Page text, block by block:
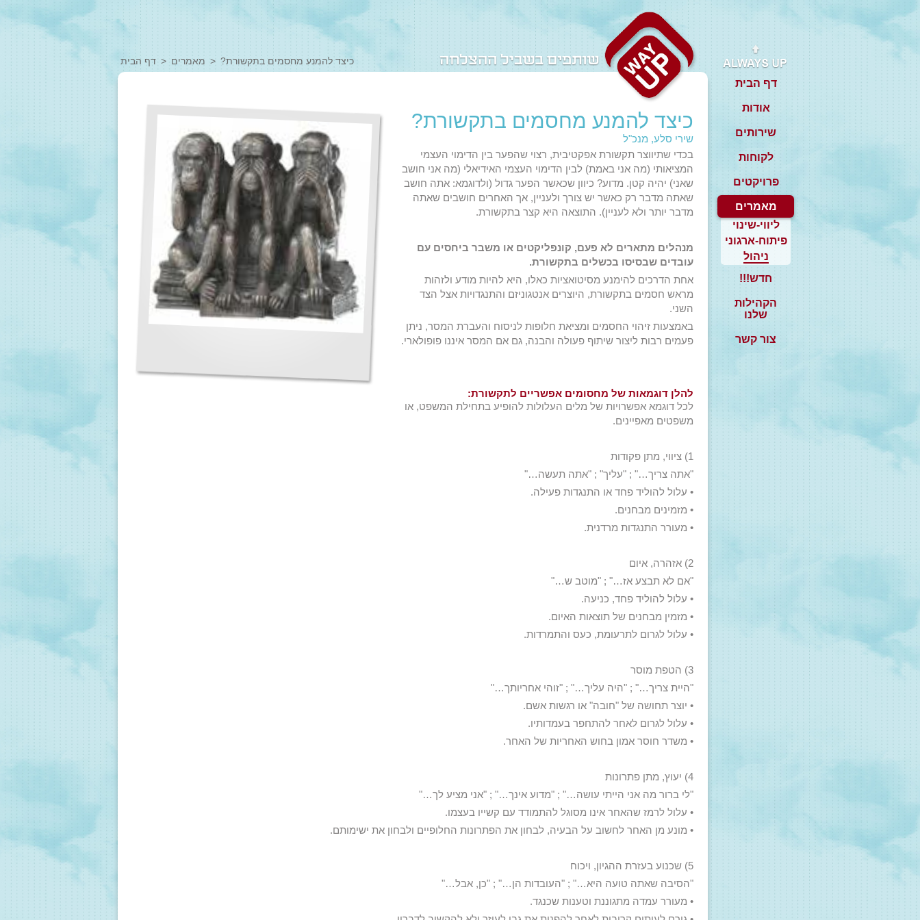
דף הבית
אודות
שירותים
לקוחות
פרויקטים
מאמרים
ליווי-שינוי
פיתוח-ארגוני
ניהול
חדש!!!
הקהילות
שלנו
צור קשר
דף הבית מאמרים כיצד להמנע מחסמים בתקשורת?
כיצד להמנע מחסמים בתקשורת?
שירי סלע, מנכ"ל
בכדי שתיווצר תקשורת אפקטיבית, רצוי שהפער בין הדימוי העצמי
המציאותי (מה אני באמת) לבין הדימוי העצמי האידיאלי (מה אני חושב
שאני) יהיה קטן. מדוע? כיוון שכאשר הפער גדול (ולדוגמא: אתה חושב
שאתה מדבר רק כאשר יש צורך ולעניין, אך האחרים חושבים שאתה
מדבר יותר ולא לעניין). התוצאה היא קצר בתקשורת.
מנהלים מתארים לא פעם, קונפליקטים או משבר ביחסים עם
עובדים שבסיסו בכשלים בתקשורת.
אחת הדרכים להימנע מסיטואציות כאלו, היא להיות מודע ולזהות
מראש חסמים בתקשורת, היוצרים אנטגוניזם והתנגדויות אצל הצד
השני.
באמצעות זיהוי החסמים ומציאת חלופות לניסוח והעברת המסר, ניתן
פעמים רבות ליצור שיתוף פעולה והבנה, גם אם המסר איננו פופולארי.
להלן דוגמאות של מחסומים אפשריים לתקשורת:
לכל דוגמא אפשרויות של מלים העלולות להופיע בתחילת המשפט, או
משפטים מאפיינים.
1) ציווי, מתן פקודות
"אתה צריך…" ; "עליך" ; "אתה תעשה…"
• עלול להוליד פחד או התנגדות פעילה.
• מזמינים מבחנים.
• מעורר התנגדות מרדנית.
2) אזהרה, איום
"אם לא תבצע אז…" ; "מוטב ש…"
• עלול להוליד פחד, כניעה.
• מזמין מבחנים של תוצאות האיום.
• עלול לגרום לתרעומת, כעס והתמרדות.
3) הטפת מוסר
"היית צריך…" ; "היה עליך…" ; "זוהי אחריותך…"
• יוצר תחושה של "חובה" או רגשות אשם.
• עלול לגרום לאחר להתחפר בעמדותיו.
• משדר חוסר אמון בחוש האחריות של האחר.
4) יעוץ, מתן פתרונות
"לי ברור מה אני הייתי עושה…" ; "מדוע אינך…" ; "אני מציע לך…"
• עלול לרמז שהאחר אינו מסוגל להתמודד עם קשייו בעצמו.
• מונע מן האחר לחשוב על הבעיה, לבחון את הפתרונות החלופיים ולבחון את ישימותם.
5) שכנוע בעזרת ההגיון, ויכוח
"הסיבה שאתה טועה היא…" ; "העובדות הן…" ; "כן, אבל…"
• מעורר עמדה מתגוננת וטענות שכנגד.